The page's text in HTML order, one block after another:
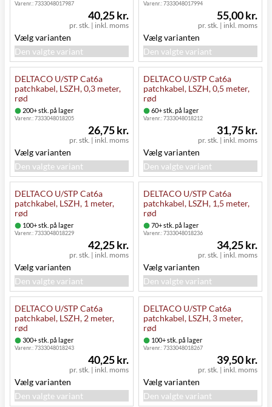
Varenr.:7333048017987
pr. stk. | inkl. moms
40,25 kr.
Vælg varianten
Den valgte variant
Varenr.:7333048017994
pr. stk. | inkl. moms
55,00 kr.
Vælg varianten
Den valgte variant
DELTACO U/STP Cat6a
patchkabel, LSZH, 0,3 meter,
rød
200+ stk. på lager
Varenr.:7333048018205
pr. stk. | inkl. moms
26,75 kr.
Vælg varianten
Den valgte variant
DELTACO U/STP Cat6a
patchkabel, LSZH, 0,5 meter,
rød
60+ stk. på lager
Varenr.:7333048018212
pr. stk. | inkl. moms
31,75 kr.
Vælg varianten
Den valgte variant
DELTACO U/STP Cat6a
patchkabel, LSZH, 1 meter,
rød
100+ stk. på lager
Varenr.:7333048018229
pr. stk. | inkl. moms
42,25 kr.
Vælg varianten
Den valgte variant
DELTACO U/STP Cat6a
patchkabel, LSZH, 1,5 meter,
rød
70+ stk. på lager
Varenr.:7333048018236
pr. stk. | inkl. moms
34,25 kr.
Vælg varianten
Den valgte variant
DELTACO U/STP Cat6a
patchkabel, LSZH, 2 meter,
rød
300+ stk. på lager
Varenr.:7333048018243
pr. stk. | inkl. moms
40,25 kr.
Vælg varianten
Den valgte variant
DELTACO U/STP Cat6a
patchkabel, LSZH, 3 meter,
rød
100+ stk. på lager
Varenr.:7333048018267
pr. stk. | inkl. moms
39,50 kr.
Vælg varianten
Den valgte variant